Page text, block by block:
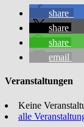
share
share
share
email
Veranstaltungen
Keine
alle